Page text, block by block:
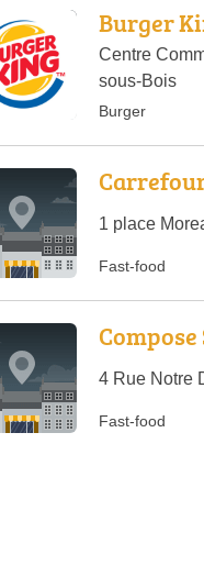
Burger
Centre
sous-Bois
Burger
1 place
Fast-food
4 Rue Notre
Fast-food